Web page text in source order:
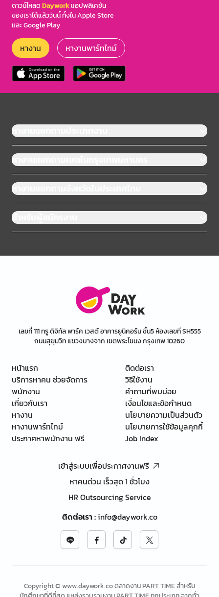
ดาวน์โหลดDayworkแอปพลิเคชัน
ของเราได้แล้ววันนี้ ทั้งใน Apple Store
และ Google Play
หางาน หางานพาร์ทไทม์
หางานแยกตามประเภทงาน
หางานแยกตามเขตในกรุงเทพมหานคร
หางานแยกตามจังหวัดในประเทศไทย
สำหรับผู้สมัครงาน
เลขที่ 111 ทรู ดิจิทัล พาร์ค เวสต์ อาคารยูนิคอร์น ชั้น5 ห้องเลขที่ SH555
ถนนสุขุมวิท แขวงบางจาก เขตพระโขนง กรุงเทพ 10260
หน้าแรก
บริการหาคน ช่วยจัดการ
พนักงาน
เกี่ยวกับเรา
หางาน
หางานพาร์ทไทม์
ประกาศหาพนักงาน ฟรี
ติดต่อเรา
วิธีใช้งาน
คำถามที่พบบ่อย
เงื่อนไขและข้อกำหนด
นโยบายความเป็นส่วนตัว
นโยบายการใช้ข้อมูลคุกกี้
Job Index
เข้าสู่ระบบเพื่อประกาศงานฟรี
หาคนด่วน เร็วสุด 1 ชั่วโมง
HR Outsourcing Service
ติดต่อเรา:info@daywork.co
Copyright © www.daywork.co ตลาดงาน PART TIME สำหรับ